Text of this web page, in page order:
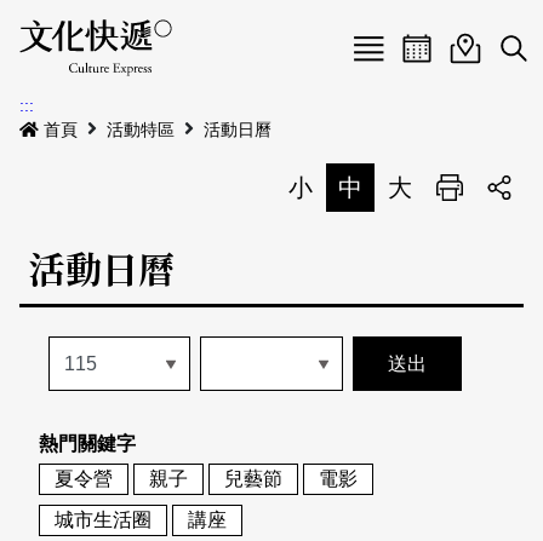
Menu
最新公告
本期專題
歷史專題
活動特區
活動列表
地圖搜尋
關於我們
關於我們
刊物索取地點
會員基本資料
刊登活動
網站導覽 English
活動日曆活動地圖
展
:::
首頁
活動特區 活動日曆
小 中 大 列印
活動日曆
熱門關鍵字
夏令營
親子 兒藝節
電影
城市生活圈
講座